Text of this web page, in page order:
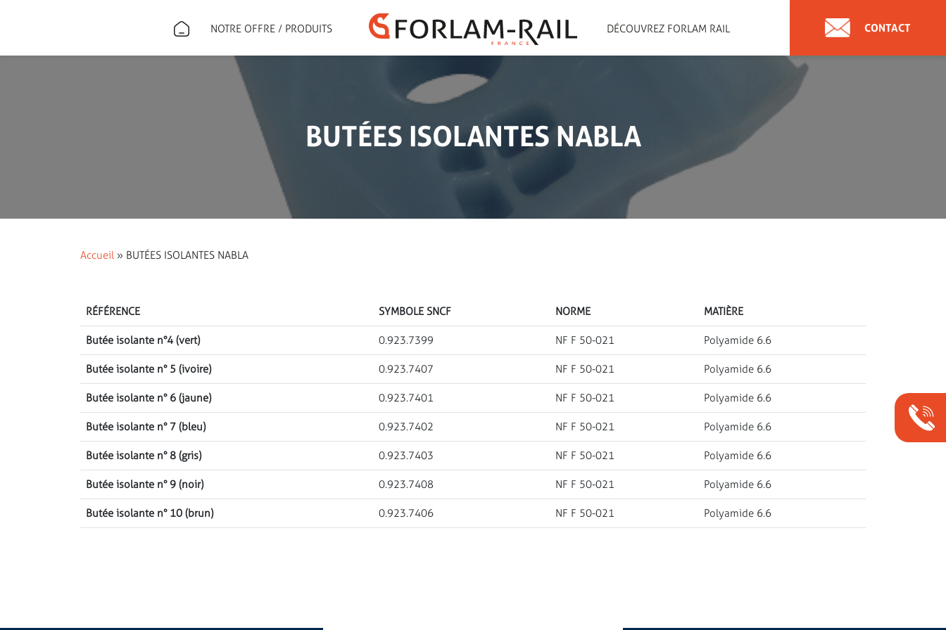
NOTRE OFFRE / PRODUITS DÉCOUVREZ FORLAM RAIL CONTACT
BUTÉES ISOLANTES NABLA
Accueil » BUTÉES ISOLANTES NABLA
RÉFÉRENCE SYMBOLE SNCF NORME MATIÈRE
Butée isolante n°4 (vert) 0.923.7399 NF F 50-021 Polyamide 6.6
Butée isolante n° 5 (ivoire) 0.923.7407 NF F 50-021 Polyamide 6.6
Butée isolante n° 6 (jaune) 0.923.7401 NF F 50-021 Polyamide 6.6
Butée isolante n° 7 (bleu) 0.923.7402 NF F 50-021 Polyamide 6.6
Butée isolante n° 8 (gris) 0.923.7403 NF F 50-021 Polyamide 6.6
Butée isolante n° 9 (noir) 0.923.7408 NF F 50-021 Polyamide 6.6
Butée isolante n° 10 (brun) 0.923.7406 NF F 50-021 Polyamide 6.6